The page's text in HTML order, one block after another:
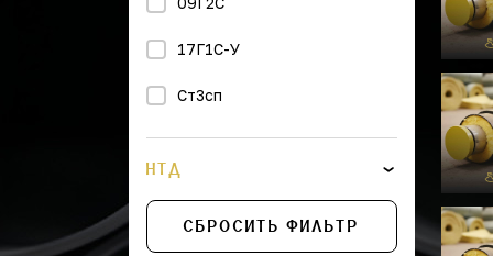
17Г1С-У
Ст3сп
НТД
СБРОСИТЬ ФИЛЬТР